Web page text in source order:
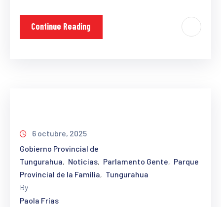
Continue Reading
6 octubre, 2025
Gobierno Provincial de
Tungurahua‚ Noticias‚ Parlamento Gente‚ Parque
Provincial de la Familia‚ Tungurahua
By
Paola Frías